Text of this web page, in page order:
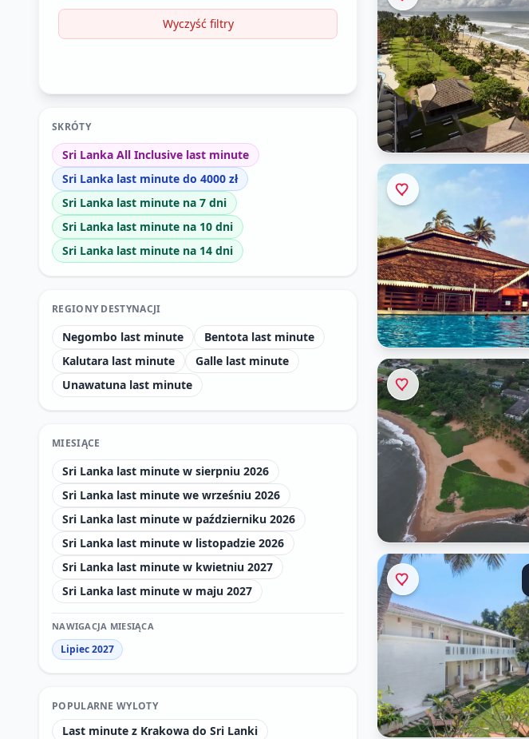
Wyczyść filtry
SKRÓTY
Sri Lanka All Inclusive last minute
Sri Lanka last minute do 4000 zł
Sri Lanka last minute na 7 dni
Sri Lanka last minute na 10 dni
Sri Lanka last minute na 14 dni
REGIONY DESTYNACJI
Negombo last minute
Bentota last minute
Kalutara last minute
Galle last minute
Unawatuna last minute
MIESIĄCE
Sri Lanka last minute w sierpniu 2026
Sri Lanka last minute we wrześniu 2026
Sri Lanka last minute w październiku 2026
Sri Lanka last minute w listopadzie 2026
Sri Lanka last minute w kwietniu 2027
Sri Lanka last minute w maju 2027
NAWIGACJA MIESIĄCA
Lipiec 2027
POPULARNE WYLOTY
Last minute z Krakowa do Sri Lanki